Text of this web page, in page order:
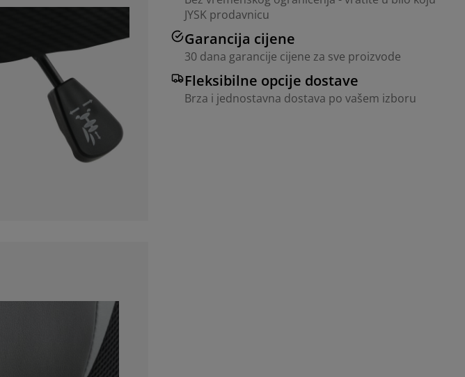
JYSK prodavnicu
Garancija cijene
30 dana garancije cijene za sve proizvode
Fleksibilne opcije dostave
Brza i jednostavna dostava po vašem izboru